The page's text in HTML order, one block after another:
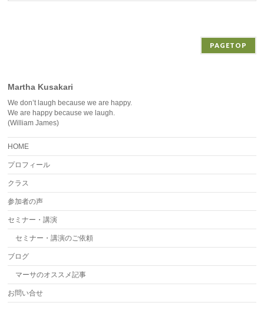
PAGETOP
Martha Kusakari
We don’t laugh because we are happy.
We are happy because we laugh.
(William James)
HOME
プロフィール
クラス
参加者の声
セミナー・講演
セミナー・講演のご依頼
ブログ
マーサのオススメ記事
お問い合せ